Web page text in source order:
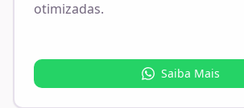
otimizadas.
Saiba Mais